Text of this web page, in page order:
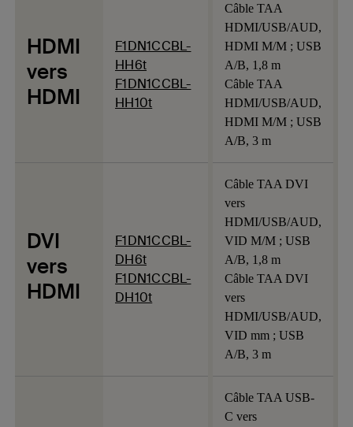
HDMI
vers
HDMI
F1DN1CCBL-
HH6t
F1DN1CCBL-
HH10t
Câble TAA
HDMI/USB/AUD,
HDMI M/M ; USB
A/B, 1,8 m
Câble TAA
HDMI/USB/AUD,
HDMI M/M ; USB
A/B, 3 m
DVI
vers
HDMI
F1DN1CCBL-
DH6t
F1DN1CCBL-
DH10t
Câble TAA DVI
vers
HDMI/USB/AUD,
VID M/M ; USB
A/B, 1,8 m
Câble TAA DVI
vers
HDMI/USB/AUD,
VID mm ; USB
A/B, 3 m
Câble TAA USB-
C vers